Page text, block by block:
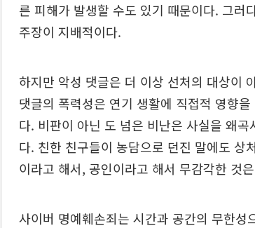
른 피해가 발생할 수도 있기 때문이다. 그러
주장이 지배적이다.
하지만 악성 댓글은 더 이상 선처의 대상이
댓글의 폭력성은 연기 생활에 직접적 영향
다. 비판이 아닌 도 넘은 비난은 사실을 왜
다. 친한 친구들이 농담으로 던진 말에도 상
이라고 해서, 공인이라고 해서 무감각한 것
사이버 명예훼손죄는 시간과 공간의 무한